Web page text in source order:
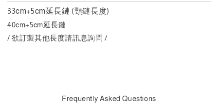
33cm+5cm延長鏈 (頸鏈長度)
40cm+5cm延長鏈
/ 欲訂製其他長度請訊息詢問 /
Frequently Asked Questions